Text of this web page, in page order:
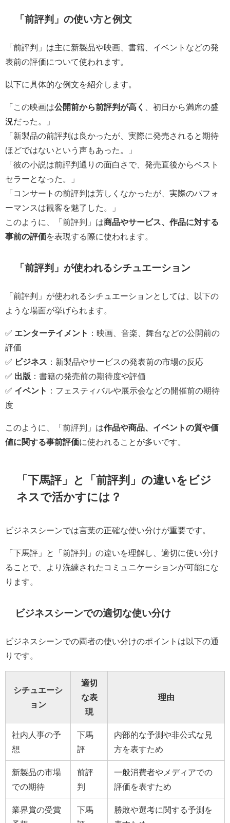
「前評判」の使い方と例文
「前評判」は主に新製品や映画、書籍、イベントなどの発
表前の評価について使われます。
以下に具体的な例文を紹介します。
「この映画は公開前から前評判が高く
、初日から満席の盛
況だった。」
「新製品の前評判は良かったが、実際に発売されると期待
ほどではないという声もあった。」
「彼の小説は前評判通りの面白さで、発売直後からベスト
セラーとなった。」
「コンサートの前評判は芳しくなかったが、実際のパフォ
ーマンスは観客を魅了した。」
このように、「前評判」は商品やサービス、作品に対する
事前の評価を表現する際に使われます。
「前評判」が使われるシチュエーション
「前評判」が使われるシチュエーションとしては、以下の
ような場面が挙げられます。
✅ エンターテイメント
：映画、音楽、舞台などの公開前の
評価
✅ ビジネス ：新製品やサービスの発表前の市場の反応
✅ 出版 ：書籍の発売前の期待度や評価
✅ イベント
：フェスティバルや展示会などの開催前の期待
度
このように、「前評判」は作品や商品、イベントの質や価
値に関する事前評価に使われることが多いです。
「下馬評」と「前評判」の違いをビジ
ネスで活かすには？
ビジネスシーンでは言葉の正確な使い分けが重要です。
「下馬評」と「前評判」の違いを理解し、適切に使い分け
ることで、より洗練されたコミュニケーションが可能にな
ります。
ビジネスシーンでの適切な使い分け
ビジネスシーンでの両者の使い分けのポイントは以下の通
りです。
シチュエーシ
ョン
適切
な表
現
理由
社内人事の予
想
下馬
評
内部的な予測や非公式な見
方を表すため
新製品の市場
での期待
前評
判
一般消費者やメディアでの
評価を表すため
業界賞の受賞
下馬
勝敗や選考に関する予測を